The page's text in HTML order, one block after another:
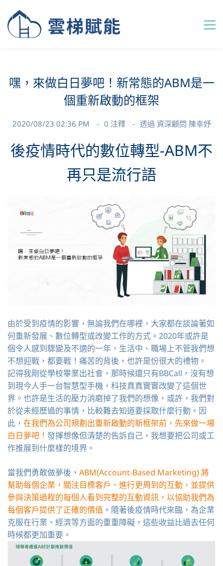
嘿，來做白日夢吧！新常態的ABM是一
個重新啟動的框架
2020/08/23 02:36 PM 0 注釋 透過 資深顧問 陳幸妤
後疫情時代的數位轉型-ABM不
再只是流行語
由於受到疫情的影響，無論我們在哪裡，大家都在談論著如
何重新發展、數位轉型或改變工作的方式。2020年或許是
個令人感到驟變及不適的一年，生活中、職場上不管我們想
不想迎戰，都要戰！痛苦的背後，也許是份很大的禮物。
記得我剛從學校畢業出社會，那時候還只有BBCall，沒有想
到現今人手一台智慧型手機，科技真真實實改變了這個世
界。也許是生活的壓力消磨掉了我們的想像，或許，我們對
於從未經歷過的事情，比較難去知道要採取什麼行動。因
此， 在我們為公司規劃出重新啟動的新框架前，先來做一場
白日夢吧！ 發揮想像但清楚的告訴自己，我想要把公司或工
作推展到什麼樣的境界。
當我們勇敢做夢後， ABM(Account-Based Marketing) 將
幫助每個企業，關注目標客戶、進行更周到的互動，並提供
參與決策過程的每個人看到完整的互動資訊，以協助我們為
每個客戶提供了正確的價值 。隨著後疫情時代來臨，為企業
克服在行業、經濟等方面的重重障礙，這些收益比過去任何
時候都更加重要。